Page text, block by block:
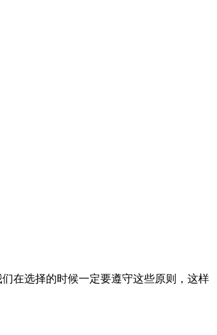
在选择的时候一定要遵守这些原则，这样